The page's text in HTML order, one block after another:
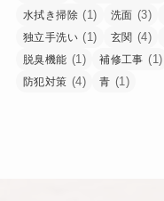
水拭き掃除 (1) 洗面 (3)
独立手洗い (1) 玄関 (4)
脱臭機能 (1) 補修工事 (1)
防犯対策 (4) 青 (1)